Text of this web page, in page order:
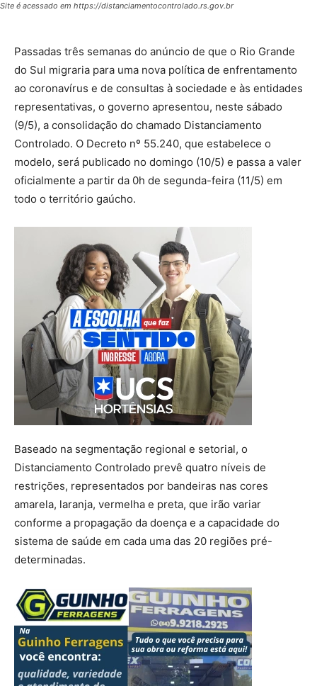
Site é acessado em https://distanciamentocontrolado.rs.gov.br
Passadas três semanas do anúncio de que o Rio Grande
do Sul migraria para uma nova política de enfrentamento
ao coronavírus e de consultas à sociedade e às entidades
representativas, o governo apresentou, neste sábado
(9/5), a consolidação do chamado Distanciamento
Controlado. O Decreto nº 55.240, que estabelece o
modelo, será publicado no domingo (10/5) e passa a valer
oficialmente a partir da 0h de segunda-feira (11/5) em
todo o território gaúcho.
Baseado na segmentação regional e setorial, o
Distanciamento Controlado prevê quatro níveis de
restrições, representados por bandeiras nas cores
amarela, laranja, vermelha e preta, que irão variar
conforme a propagação da doença e a capacidade do
sistema de saúde em cada uma das 20 regiões pré-
determinadas.